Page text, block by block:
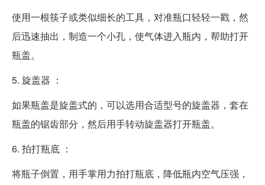
使用一根筷子或类似细长的工具，对准瓶口轻轻一戳，然
后迅速抽出，制造一个小孔，使气体进入瓶内，帮助打开
瓶盖。
5. 旋盖器 ：
如果瓶盖是旋盖式的，可以选用合适型号的旋盖器，套在
瓶盖的锯齿部分，然后用手转动旋盖器打开瓶盖。
6. 拍打瓶底 ：
将瓶子倒置，用手掌用力拍打瓶底，降低瓶内空气压强，